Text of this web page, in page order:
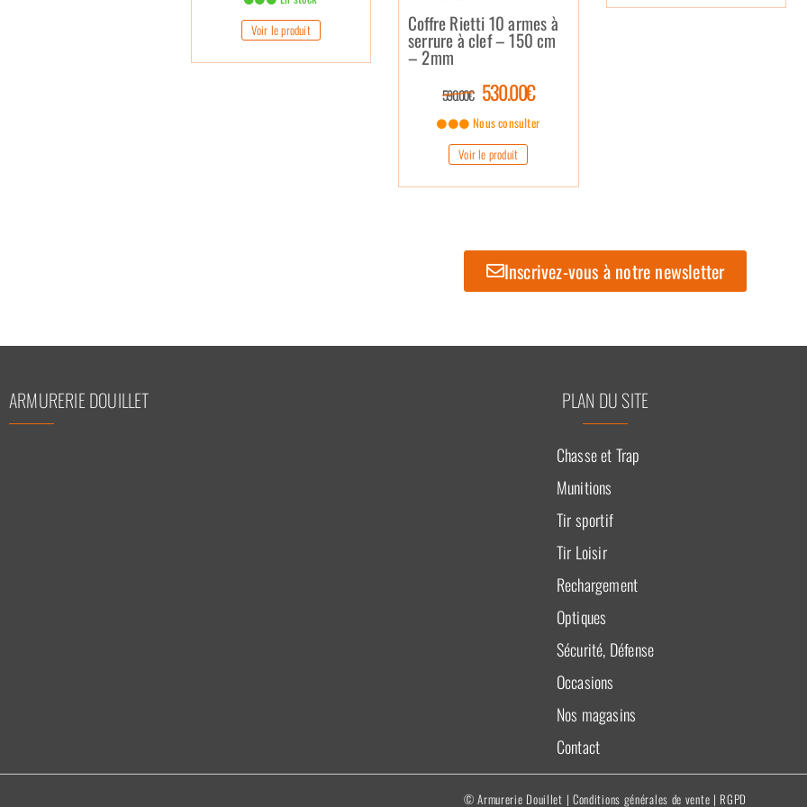
Voir le produit
Coffre Rietti 10 armes à
serrure à clef – 150 cm
– 2mm
590.00€ 530.00€
Nous consulter
Voir le produit
Inscrivez-vous à notre newsletter
ARMURERIE DOUILLET PLAN DU SITE
Chasse et Trap
Munitions
Tir sportif
Tir Loisir
Rechargement
Optiques
Sécurité, Défense
Occasions
Nos magasins
Contact
© Armurerie Douillet | Conditions générales de vente | RGPD